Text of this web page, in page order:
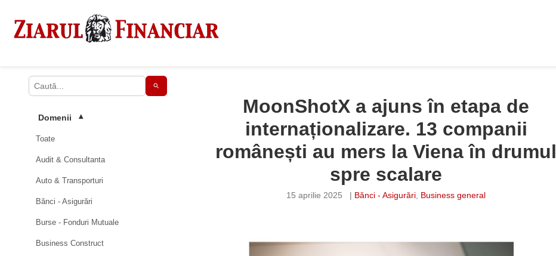
Domenii ▾
Toate
Audit & Consultanta
Auto & Transporturi
Bănci - Asigurări
Burse - Fonduri Mutuale
Business Construct
MoonShotX a ajuns în etapa de
internaționalizare. 13 companii
românești au mers la Viena în drumul
spre scalare
15 aprilie 2025 | Bănci - Asigurări, Business general